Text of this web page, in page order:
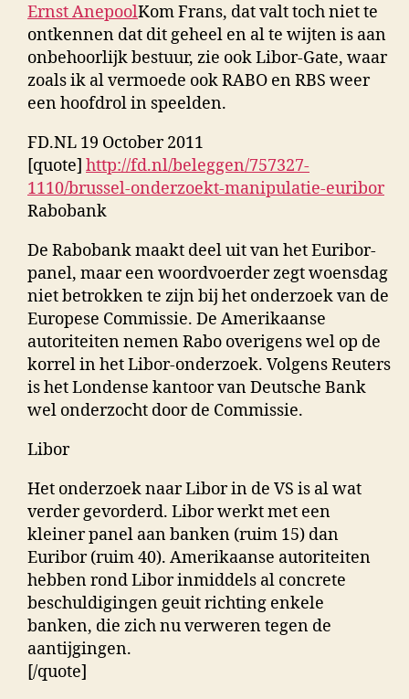
Ernst AnepoolKom Frans, dat valt toch niet te
ontkennen dat dit geheel en al te wijten is aan
onbehoorlijk bestuur, zie ook Libor-Gate, waar
zoals ik al vermoede ook RABO en RBS weer
een hoofdrol in speelden.
FD.NL 19 October 2011
[quote] http://fd.nl/beleggen/757327-
1110/brussel-onderzoekt-manipulatie-euribor
Rabobank
De Rabobank maakt deel uit van het Euribor-
panel, maar een woordvoerder zegt woensdag
niet betrokken te zijn bij het onderzoek van de
Europese Commissie. De Amerikaanse
autoriteiten nemen Rabo overigens wel op de
korrel in het Libor-onderzoek. Volgens Reuters
is het Londense kantoor van Deutsche Bank
wel onderzocht door de Commissie.
Libor
Het onderzoek naar Libor in de VS is al wat
verder gevorderd. Libor werkt met een
kleiner panel aan banken (ruim 15) dan
Euribor (ruim 40). Amerikaanse autoriteiten
hebben rond Libor inmiddels al concrete
beschuldigingen geuit richting enkele
banken, die zich nu verweren tegen de
aantijgingen.
[/quote]